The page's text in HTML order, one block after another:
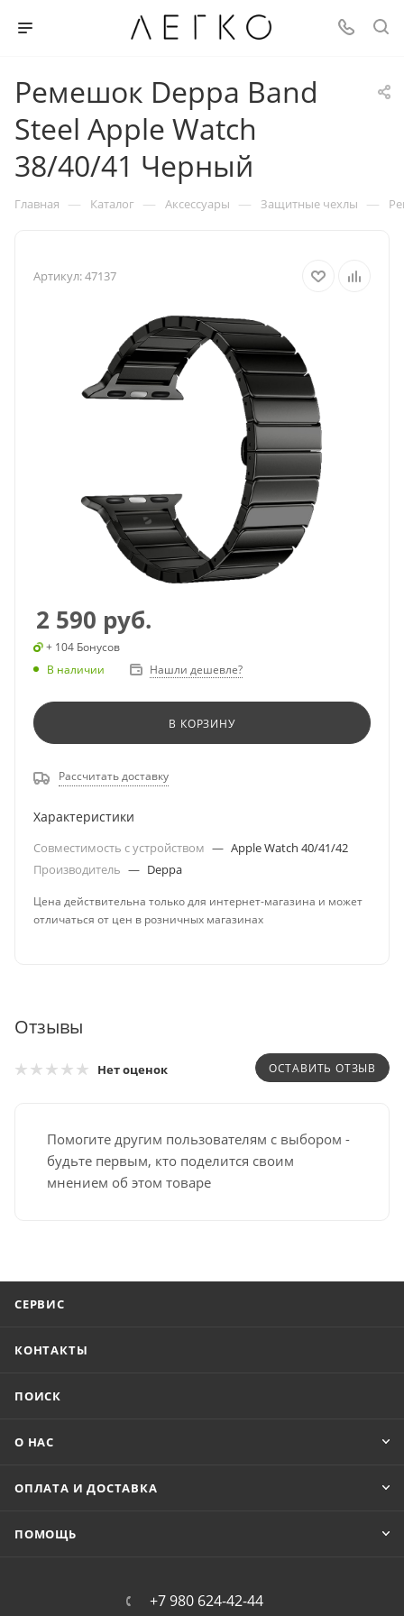
Ремешок Deppa Band
Steel Apple Watch
38/40/41 Черный
Главная — Каталог — Аксессуары — Защитные чехлы —
Артикул:47137
2 590 руб.
+ 104 Бонусов
В наличии
Нашли дешевле?
В КОРЗИНУ
Рассчитать доставку
Характеристики
Совместимость с устройством — Apple Watch 40/41/42
Производитель — Deppa
Цена действительна только для интернет-магазина и может
отличаться от цен в розничных магазинах
Отзывы
Нет оценок ОСТАВИТЬ ОТЗЫВ
Помогите другим пользователям с выбором -
будьте первым, кто поделится своим
мнением об этом товаре
СЕРВИС
КОНТАКТЫ
ПОИСК
О НАС
ОПЛАТА И ДОСТАВКА
ПОМОЩЬ
+7 980 624-42-44